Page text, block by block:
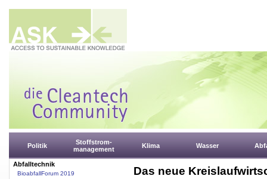
Politik
Stoffstrom-
management
Klima Wasser
Abfalltechnik
BioabfallForum 2019
Das neue